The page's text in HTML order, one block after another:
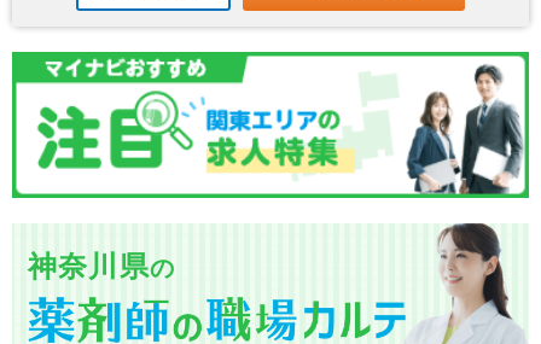
神奈川県の